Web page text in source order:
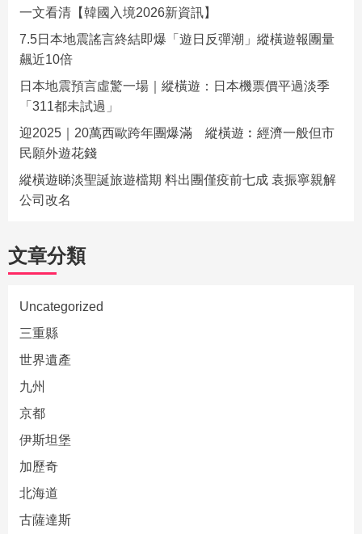
一文看清【韓國入境2026新資訊】
7.5日本地震謠言終結即爆「遊日反彈潮」縱橫遊報團量
飆近10倍
日本地震預言虛驚一場｜縱橫遊：日本機票價平過淡季
「311都未試過」
迎2025｜20萬西歐跨年團爆滿 縱橫遊︰經濟一般但市
民願外遊花錢
縱橫遊睇淡聖誕旅遊檔期 料出團僅疫前七成 袁振寧親解
公司改名
文章分類
Uncategorized
三重縣
世界遺產
九州
京都
伊斯坦堡
加歷奇
北海道
古薩達斯